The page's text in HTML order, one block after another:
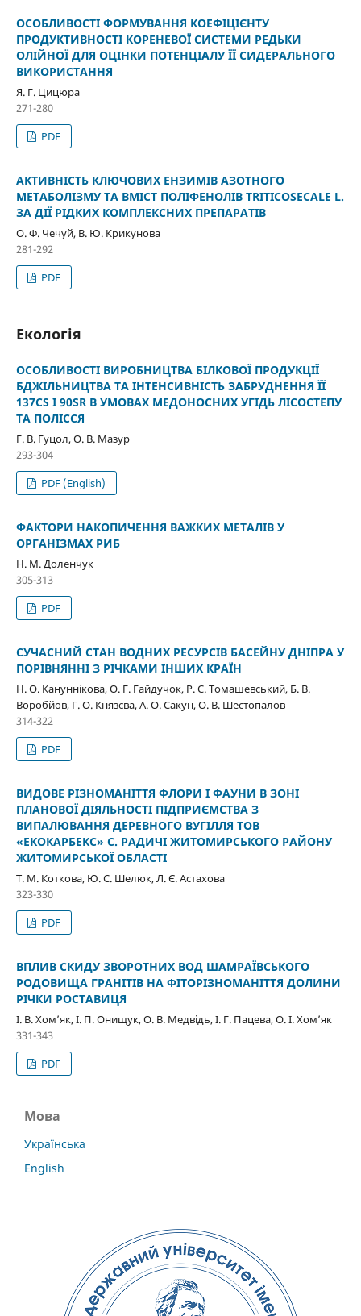
ОСОБЛИВОСТІ ФОРМУВАННЯ КОЕФІЦІЄНТУ
ПРОДУКТИВНОСТІ КОРЕНЕВОЇ СИСТЕМИ РЕДЬКИ
ОЛІЙНОЇ ДЛЯ ОЦІНКИ ПОТЕНЦІАЛУ ЇЇ СИДЕРАЛЬНОГО
ВИКОРИСТАННЯ
Я. Г. Цицюра
271-280
PDF
АКТИВНІСТЬ КЛЮЧОВИХ ЕНЗИМІВ АЗОТНОГО
МЕТАБОЛІЗМУ ТА ВМІСТ ПОЛІФЕНОЛІВ TRITICOSECALE L.
ЗА ДІЇ РІДКИХ КОМПЛЕКСНИХ ПРЕПАРАТІВ
О. Ф. Чечуй, В. Ю. Крикунова
281-292
PDF
Екологія
ОСОБЛИВОСТІ ВИРОБНИЦТВА БІЛКОВОЇ ПРОДУКЦІЇ
БДЖІЛЬНИЦТВА ТА ІНТЕНСИВНІСТЬ ЗАБРУДНЕННЯ ЇЇ
137СS І 90SR В УМОВАХ МЕДОНОСНИХ УГІДЬ ЛІСОСТЕПУ
ТА ПОЛІССЯ
Г. В. Гуцол, О. В. Мазур
293-304
PDF (English)
ФАКТОРИ НАКОПИЧЕННЯ ВАЖКИХ МЕТАЛІВ У
ОРГАНІЗМАХ РИБ
Н. М. Доленчук
305-313
PDF
СУЧАСНИЙ СТАН ВОДНИХ РЕСУРСІВ БАСЕЙНУ ДНІПРА У
ПОРІВНЯННІ З РІЧКАМИ ІНШИХ КРАЇН
Н. О. Кануннікова, О. Г. Гайдучок, Р. С. Томашевський, Б. В.
Воробйов, Г. О. Князєва, А. О. Сакун, О. В. Шестопалов
314-322
PDF
ВИДОВЕ РІЗНОМАНІТТЯ ФЛОРИ І ФАУНИ В ЗОНІ
ПЛАНОВОЇ ДІЯЛЬНОСТІ ПІДПРИЄМСТВА З
ВИПАЛЮВАННЯ ДЕРЕВНОГО ВУГІЛЛЯ ТОВ
«ЕКОКАРБЕКС» С. РАДИЧІ ЖИТОМИРСЬКОГО РАЙОНУ
ЖИТОМИРСЬКОЇ ОБЛАСТІ
Т. М. Коткова, Ю. С. Шелюк, Л. Є. Астахова
323-330
PDF
ВПЛИВ СКИДУ ЗВОРОТНИХ ВОД ШАМРАЇВСЬКОГО
РОДОВИЩА ГРАНІТІВ НА ФІТОРІЗНОМАНІТТЯ ДОЛИНИ
РІЧКИ РОСТАВИЦЯ
І. В. Хом’як, І. П. Онищук, О. В. Медвідь, І. Г. Пацева, О. І. Хом’як
331-343
PDF
Мова
Українська
English